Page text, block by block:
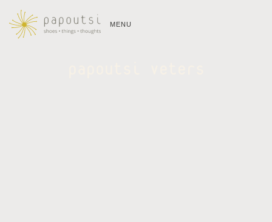
MENU